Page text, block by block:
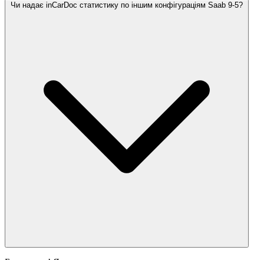
Чи надає inCarDoc статистику по іншим конфігураціям Saab 9-5?